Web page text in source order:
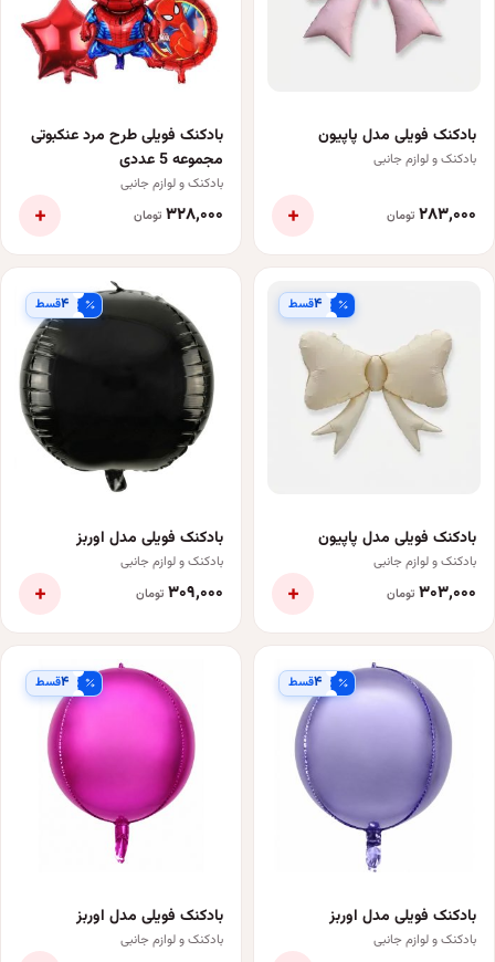
بادکنک فویلی مدل پاپیون
بادکنک و لوازم جانبی
۲۸۳٬۰۰۰ تومان +
بادکنک فویلی طرح مرد عنکبوتی
مجموعه 5 عددی
بادکنک و لوازم جانبی
۳۲۸٬۰۰۰ تومان +
۴قسط
بادکنک فویلی مدل پاپیون
بادکنک و لوازم جانبی
۳۰۳٬۰۰۰ تومان +
۴قسط
بادکنک فویلی مدل اوربز
بادکنک و لوازم جانبی
۳۰۹٬۰۰۰ تومان +
۴قسط
بادکنک فویلی مدل اوربز
بادکنک و لوازم جانبی
۴قسط
بادکنک فویلی مدل اوربز
بادکنک و لوازم جانبی